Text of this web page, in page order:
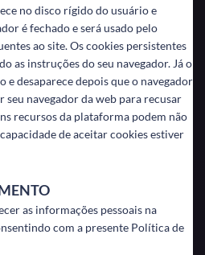
no disco rígido do usuário e
é fechado e será usado pelo
ao site. Os cookies persistentes
as instruções do seu navegador. Já o
e desaparece depois que o navegador
seu navegador da web para recusar
recursos da plataforma podem não
de aceitar cookies estiver
as informações pessoais na
com a presente Política de